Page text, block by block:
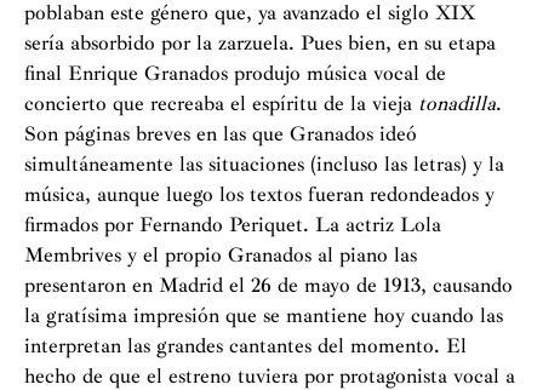
poblaban este género que, ya avanzado el siglo XIX
sería absorbido por la zarzuela. Pues bien, en su etapa
final Enrique Granados produjo música vocal de
concierto que recreaba el espíritu de la vieja tonadilla.
Son páginas breves en las que Granados ideó
simultáneamente las situaciones (incluso las letras) y la
música, aunque luego los textos fueran redondeados y
firmados por Fernando Periquet. La actriz Lola
Membrives y el propio Granados al piano las
presentaron en Madrid el 26 de mayo de 1913, causando
la gratísima impresión que se mantiene hoy cuando las
interpretan las grandes cantantes del momento. El
hecho de que el estreno tuviera por protagonista vocal a